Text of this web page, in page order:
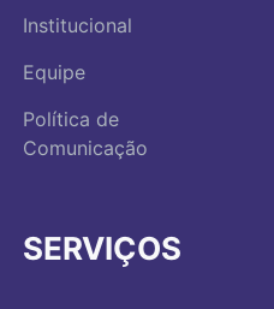
Institucional
Equipe
Política de
Comunicação
SERVIÇOS